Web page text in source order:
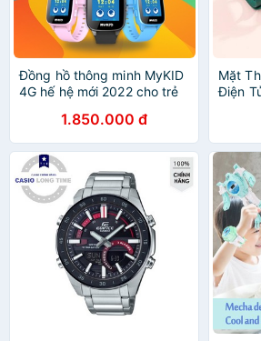
Đồng hồ thông minh MyKID
4G hế hệ mới 2022 cho trẻ
1.850.000 đ
Mặt
Điện
Mọi